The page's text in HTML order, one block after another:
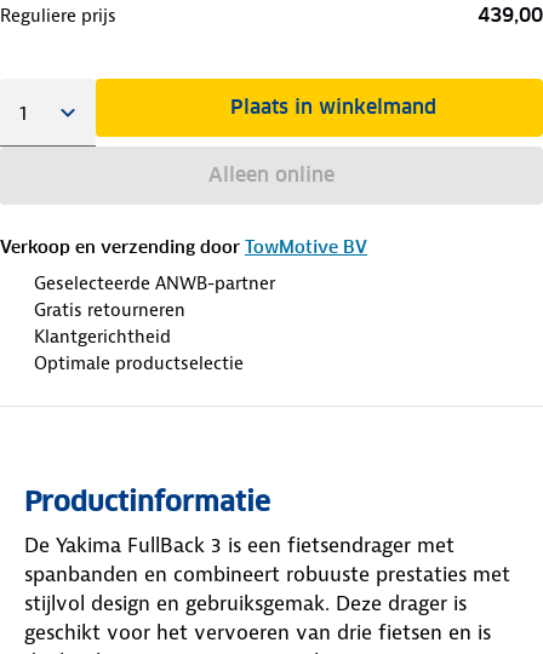
Reguliere prijs 439,00
Plaats in winkelmand
Alleen online
Verkoop en verzending door TowMotive BV
Geselecteerde ANWB-partner
Gratis retourneren
Klantgerichtheid
Optimale productselectie
Productinformatie
De Yakima FullBack 3 is een fietsendrager met
spanbanden en combineert robuuste prestaties met
stijlvol design en gebruiksgemak. Deze drager is
geschikt voor het vervoeren van drie fietsen en is